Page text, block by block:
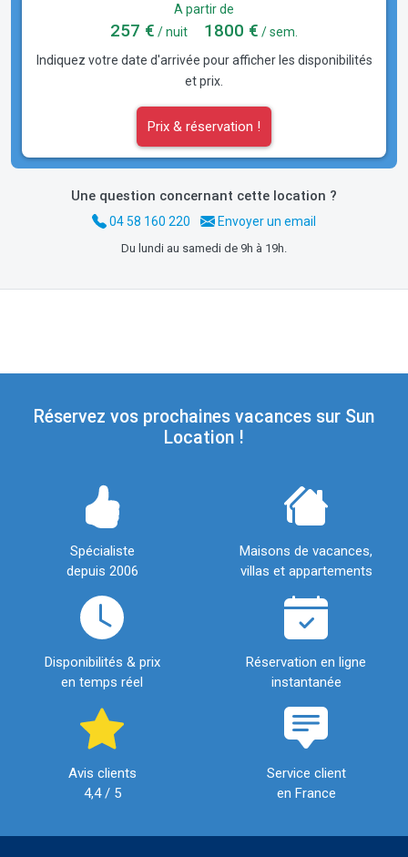
A partir de
257 € / nuit 1800 € / sem.
Indiquez votre date d'arrivée pour afficher les disponibilités
et prix.
Prix & réservation !
Une question concernant cette location ?
04 58 160 220 Envoyer un email
Du lundi au samedi de 9h à 19h.
Réservez vos prochaines vacances sur Sun
Location !
Spécialiste
depuis 2006
Maisons de vacances,
villas et appartements
Disponibilités & prix
en temps réel
Réservation en ligne
instantanée
Avis clients
4,4 / 5
Service client
en France